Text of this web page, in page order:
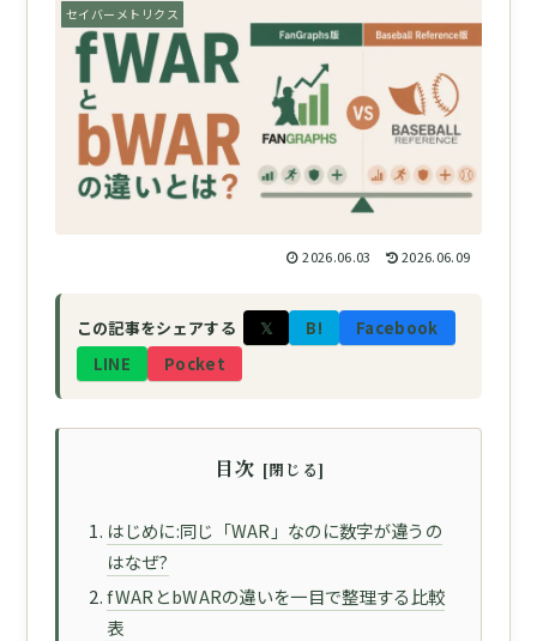
セイバーメトリクス
2026.06.03 2026.06.09
この記事をシェアする 𝕏 B!
Facebook
LINE
Pocket
目次
はじめに:同じ「WAR」なのに数字が違うの
はなぜ?
fWARとbWARの違いを一目で整理する比較
表